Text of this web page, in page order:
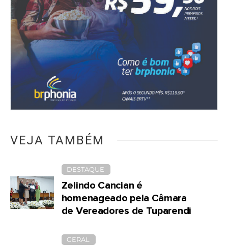
VEJA TAMBÉM
DESTAQUE
Zelindo Cancian é
homenageado pela Câmara
de Vereadores de Tuparendi
GERAL